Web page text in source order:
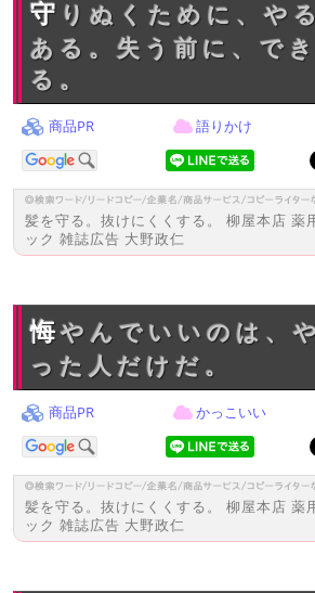
守りぬくために、やるべきことが
ある。失う前に、で
る。
商品PR 語りかけ
髪を守る。抜けにくくする。 柳屋本店 薬
ック 雑誌広告 大野政仁
悔やんでいいのは、やることをや
った人だけだ。
商品PR かっこいい
髪を守る。抜けにくくする。 柳屋本店 薬
ック 雑誌広告 大野政仁